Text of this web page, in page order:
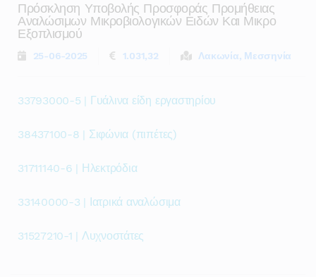
Πρόσκληση Υποβολής Προσφοράς Προμήθειας
Αναλώσιμων Μικροβιολογικών Ειδών Και Μικρο
Εξοπλισμού
25-06-2025 1.031,32 Λακωνία, Μεσσηνία
33793000-5 | Γυάλινα είδη εργαστηρίου
38437100-8 | Σιφώνια (πιπέτες)
31711140-6 | Ηλεκτρόδια
33140000-3 | Ιατρικά αναλώσιμα
31527210-1 | Λυχνοστάτες